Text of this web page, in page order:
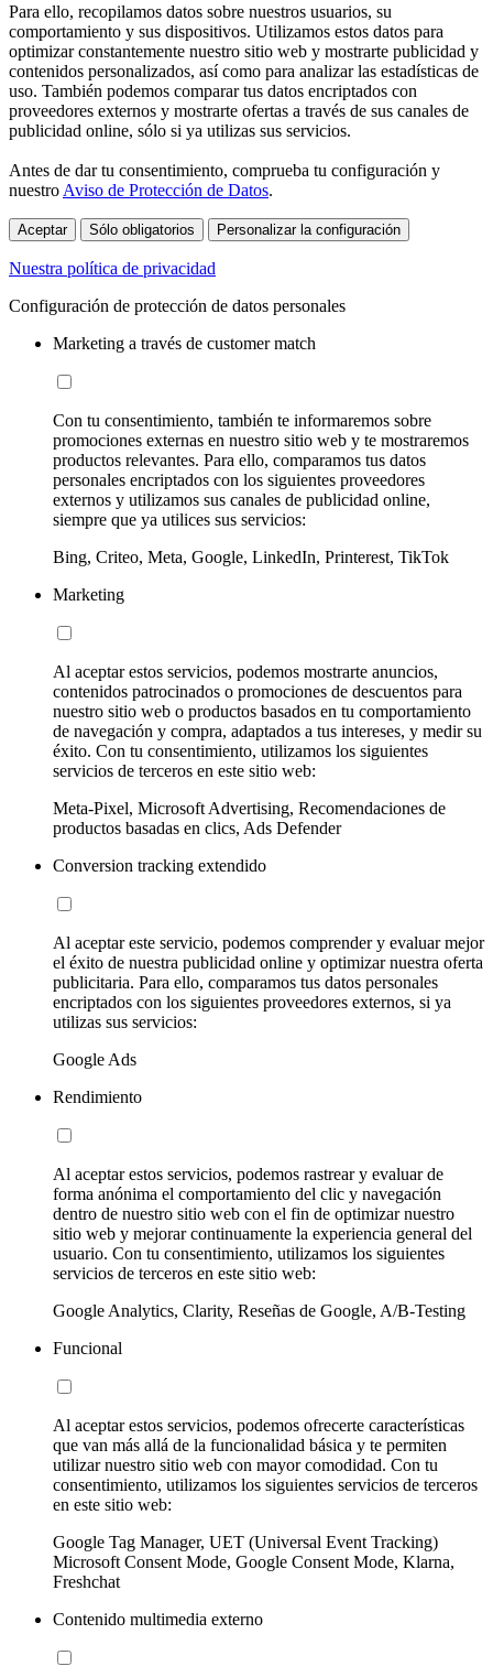
Para ello, recopilamos datos sobre nuestros usuarios, su
comportamiento y sus dispositivos. Utilizamos estos datos para
optimizar constantemente nuestro sitio web y mostrarte publicidad y
contenidos personalizados, así como para analizar las estadísticas de
uso. También podemos comparar tus datos encriptados con
proveedores externos y mostrarte ofertas a través de sus canales de
publicidad online, sólo si ya utilizas sus servicios.
Antes de dar tu consentimiento, comprueba tu configuración y
nuestro Aviso de Protección de Datos.
Aceptar Sólo obligatorios Personalizar la configuración
Nuestra política de privacidad
Configuración de protección de datos personales
Marketing a través de customer match
Con tu consentimiento, también te informaremos sobre
promociones externas en nuestro sitio web y te mostraremos
productos relevantes. Para ello, comparamos tus datos
personales encriptados con los siguientes proveedores
externos y utilizamos sus canales de publicidad online,
siempre que ya utilices sus servicios:
Bing, Criteo, Meta, Google, LinkedIn, Printerest, TikTok
Marketing
Al aceptar estos servicios, podemos mostrarte anuncios,
contenidos patrocinados o promociones de descuentos para
nuestro sitio web o productos basados en tu comportamiento
de navegación y compra, adaptados a tus intereses, y medir su
éxito. Con tu consentimiento, utilizamos los siguientes
servicios de terceros en este sitio web:
Meta-Pixel, Microsoft Advertising, Recomendaciones de
productos basadas en clics, Ads Defender
Conversion tracking extendido
Al aceptar este servicio, podemos comprender y evaluar mejor
el éxito de nuestra publicidad online y optimizar nuestra oferta
publicitaria. Para ello, comparamos tus datos personales
encriptados con los siguientes proveedores externos, si ya
utilizas sus servicios:
Google Ads
Rendimiento
Al aceptar estos servicios, podemos rastrear y evaluar de
forma anónima el comportamiento del clic y navegación
dentro de nuestro sitio web con el fin de optimizar nuestro
sitio web y mejorar continuamente la experiencia general del
usuario. Con tu consentimiento, utilizamos los siguientes
servicios de terceros en este sitio web:
Google Analytics, Clarity, Reseñas de Google, A/B-Testing
Funcional
Al aceptar estos servicios, podemos ofrecerte características
que van más allá de la funcionalidad básica y te permiten
utilizar nuestro sitio web con mayor comodidad. Con tu
consentimiento, utilizamos los siguientes servicios de terceros
en este sitio web:
Google Tag Manager, UET (Universal Event Tracking)
Microsoft Consent Mode, Google Consent Mode, Klarna,
Freshchat
Contenido multimedia externo